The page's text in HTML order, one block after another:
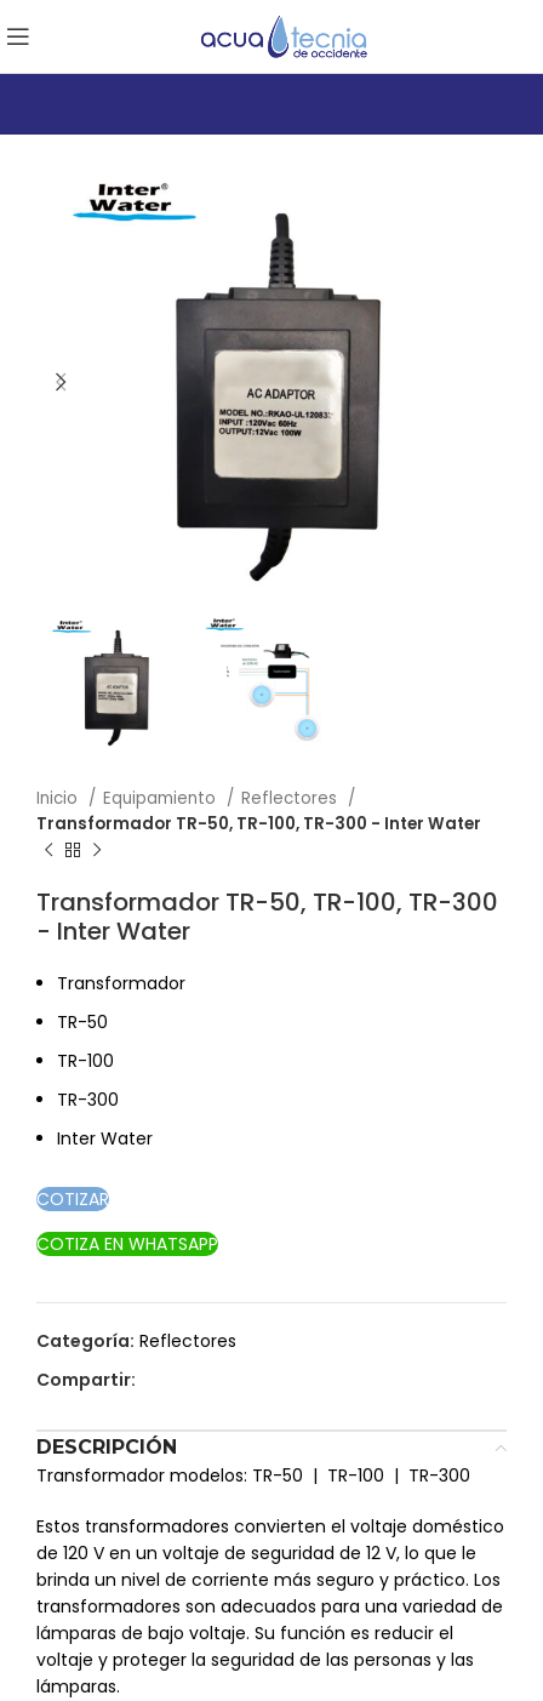
Inicio Equipamiento
Reflectores
Transformador TR-50, TR-100, TR-300 ​- Inter Water
Transformador TR-50, TR-100, TR-300 ​
- Inter Water
Transformador
TR-50
TR-100
TR-300
Inter Water
COTIZAR
COTIZA EN WHATSAPP
Categoría: Reflectores
Compartir:
DESCRIPCIÓN
Transformador modelos: TR-50 | TR-100 | TR-300
Estos transformadores convierten el voltaje doméstico
de 120 V en un voltaje de seguridad de 12 V, lo que le
brinda un nivel de corriente más seguro y práctico. Los
transformadores son adecuados para una variedad de
lámparas de bajo voltaje. Su función es reducir el
voltaje y proteger la seguridad de las personas y las
lámparas.